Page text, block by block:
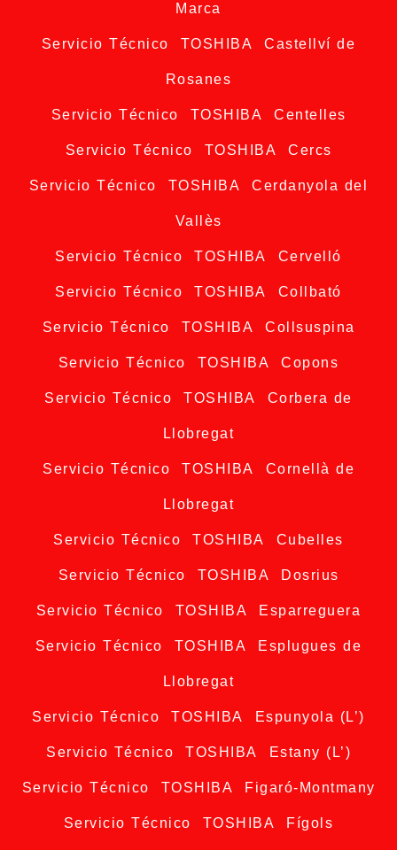
Marca
Servicio Técnico TOSHIBA Castellví de
Rosanes
Servicio Técnico TOSHIBA Centelles
Servicio Técnico TOSHIBA Cercs
Servicio Técnico TOSHIBA Cerdanyola del
Vallès
Servicio Técnico TOSHIBA Cervelló
Servicio Técnico TOSHIBA Collbató
Servicio Técnico TOSHIBA Collsuspina
Servicio Técnico TOSHIBA Copons
Servicio Técnico TOSHIBA Corbera de
Llobregat
Servicio Técnico TOSHIBA Cornellà de
Llobregat
Servicio Técnico TOSHIBA Cubelles
Servicio Técnico TOSHIBA Dosrius
Servicio Técnico TOSHIBA Esparreguera
Servicio Técnico TOSHIBA Esplugues de
Llobregat
Servicio Técnico TOSHIBA Espunyola (L’)
Servicio Técnico TOSHIBA Estany (L’)
Servicio Técnico TOSHIBA Figaró-Montmany
Servicio Técnico TOSHIBA Fígols